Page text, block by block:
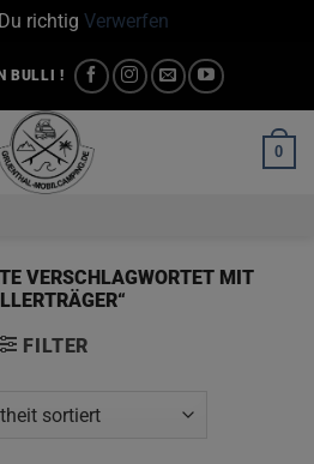
richtig Verwerfen
BULLI !
0
VERSCHLAGWORTET MIT
FILTER